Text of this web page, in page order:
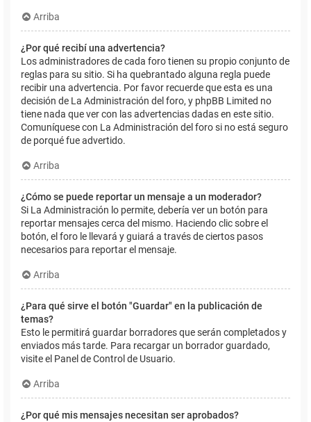
Arriba
¿Por qué recibí una advertencia?
Los administradores de cada foro tienen su propio conjunto de
reglas para su sitio. Si ha quebrantado alguna regla puede
recibir una advertencia. Por favor recuerde que esta es una
decisión de La Administración del foro, y phpBB Limited no
tiene nada que ver con las advertencias dadas en este sitio.
Comuníquese con La Administración del foro si no está seguro
de porqué fue advertido.
Arriba
¿Cómo se puede reportar un mensaje a un moderador?
Si La Administración lo permite, debería ver un botón para
reportar mensajes cerca del mismo. Haciendo clic sobre el
botón, el foro le llevará y guiará a través de ciertos pasos
necesarios para reportar el mensaje.
Arriba
¿Para qué sirve el botón "Guardar" en la publicación de
temas?
Esto le permitirá guardar borradores que serán completados y
enviados más tarde. Para recargar un borrador guardado,
visite el Panel de Control de Usuario.
Arriba
¿Por qué mis mensajes necesitan ser aprobados?